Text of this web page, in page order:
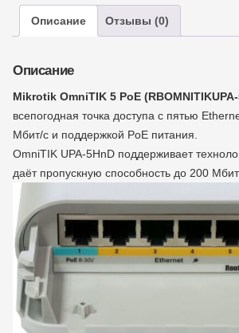
Описание Отзывы (0)
Описание
Mikrotik OmniTIK 5 PoE
всепогодная точка доступа с пятью
Мбит/с и поддержкой PoE питания.
OmniTIK UPA-5HnD поддерживает
даёт пропускную способность до 200